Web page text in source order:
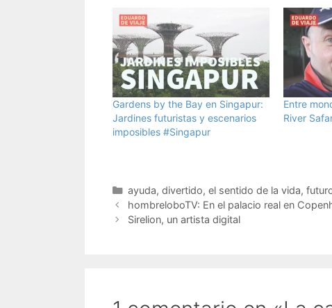
Gardens by the Bay en Singapur:
Jardines futuristas y escenarios
imposibles #Singapur
Entre
River
Categorías
ayuda, divertido, el sentido de la vida,
hombreloboTV: En el palacio real en
Sirelion, un artista digital